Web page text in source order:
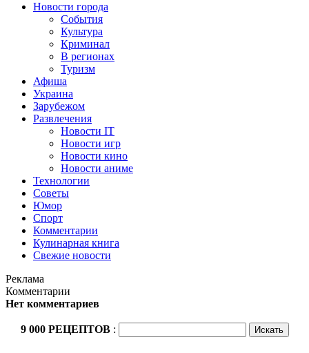
Новости города
События
Культура
Криминал
В регионах
Туризм
Афиша
Украина
Зарубежом
Развлечения
Новости IT
Новости игр
Новости кино
Новости аниме
Технологии
Советы
Юмор
Спорт
Комментарии
Кулинарная книга
Свежие новости
Реклама
Комментарии
Нет комментариев
9 000 РЕЦЕПТОВ :